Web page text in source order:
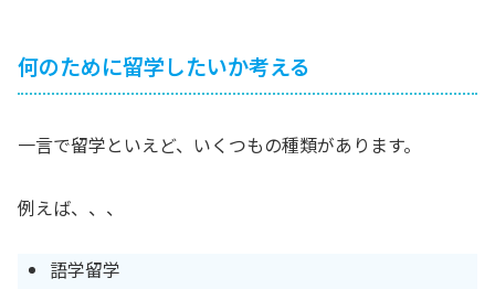
何のために留学したいか考える
一言で留学といえど、いくつもの種類があります。
例えば、、、
語学留学